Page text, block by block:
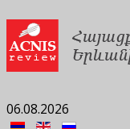
06.08.2026